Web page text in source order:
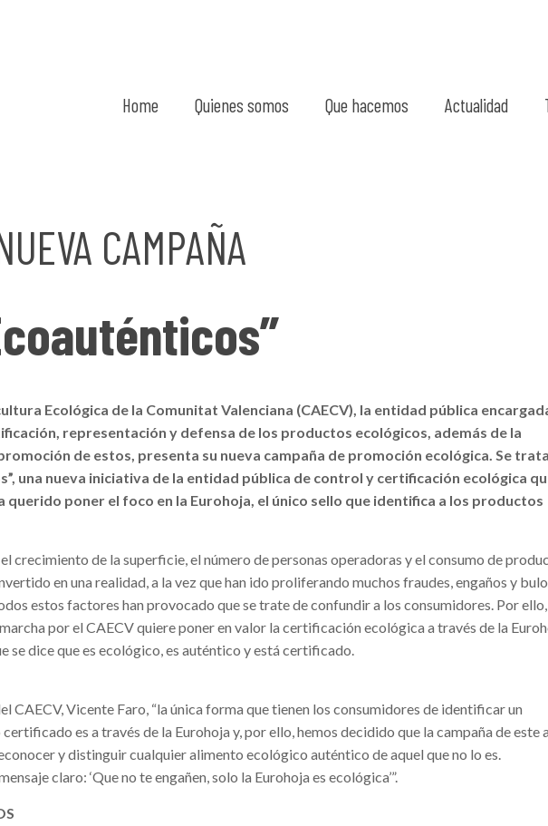
Home Quienes somos Que hacemos Actualidad
CAMPAÑA
Ecológica de la Comunitat Valenciana (CAECV), la entidad pública
representación y defensa de los productos ecológicos, además de la
de estos, presenta su nueva campaña de promoción ecológica. Se
una nueva iniciativa de la entidad pública de control y certificación ecológica
querido poner el foco en la Eurohoja, el único sello que identifica a los productos
crecimiento de la superficie, el número de personas operadoras y el consumo de
en una realidad, a la vez que han ido proliferando muchos fraudes, engaños y
estos factores han provocado que se trate de confundir a los consumidores. Por
por el CAECV quiere poner en valor la certificación ecológica a través de la
se dice que es ecológico, es auténtico y está certificado.
CAECV, Vicente Faro, “la única forma que tienen los consumidores de identificar un
es a través de la Eurohoja y, por ello, hemos decidido que la campaña de este
y distinguir cualquier alimento ecológico auténtico de aquel que no lo es.
claro: ‘Que no te engañen, solo la Eurohoja es ecológica’”.